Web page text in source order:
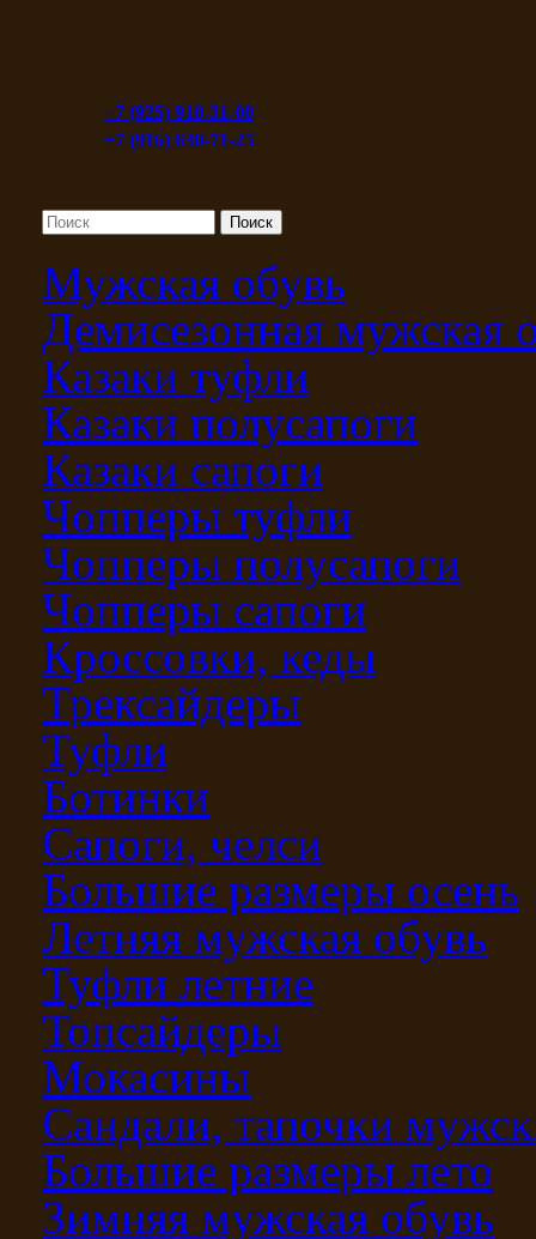
+7 (925) 910-31-00
+7 (916) 630-71-25
Мужская обувь
Демисезонная мужская
Казаки туфли
Казаки полусапоги
Казаки сапоги
Чопперы туфли
Чопперы полусапоги
Чопперы сапоги
Кроссовки, кеды
Трексайдеры
Туфли
Ботинки
Сапоги, челси
Большие размеры осень
Летняя мужская обувь
Туфли летние
Топсайдеры
Мокасины
Сандали, тапочки
Большие размеры лето
Зимняя мужская обувь